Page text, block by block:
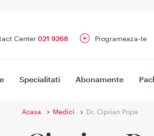
Center 021 9268 Programeaza-te
Specialitati Abonamente
Acasa Medici Dr. Ciprian Popa